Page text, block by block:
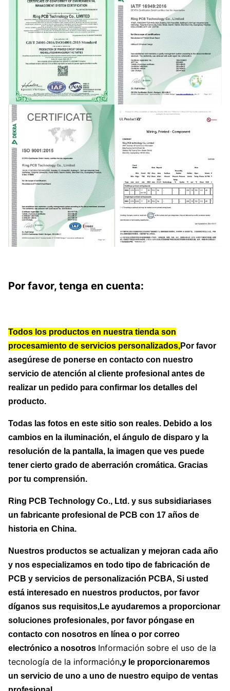
Por favor, tenga en cuenta:
Todos los productos en nuestra tienda son
procesamiento de servicios personalizados,Por favor
asegúrese de ponerse en contacto con nuestro
servicio de atención al cliente profesional antes de
realizar un pedido para confirmar los detalles del
producto.
Todas las fotos en este sitio son reales. Debido a los
cambios en la iluminación, el ángulo de disparo y la
resolución de la pantalla, la imagen que ves puede
tener cierto grado de aberración cromática. Gracias
por tu comprensión.
Ring PCB Technology Co., Ltd. y sus subsidiariases
un fabricante profesional de PCB con 17 años de
historia en China.
Nuestros productos se actualizan y mejoran cada año
y nos especializamos en todo tipo de fabricación de
PCB y servicios de personalización PCBA, Si usted
está interesado en nuestros productos, por favor
díganos sus requisitos,Le ayudaremos a proporcionar
soluciones profesionales, por favor póngase en
contacto con nosotros en línea o por correo
electrónico a nosotros Información sobre el uso de la
tecnología de la información,y le proporcionaremos
un servicio de uno a uno de nuestro equipo de ventas